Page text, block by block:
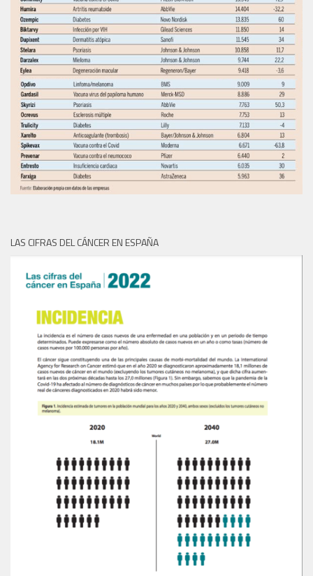
LAS CIFRAS DEL CÁNCER EN ESPAÑA